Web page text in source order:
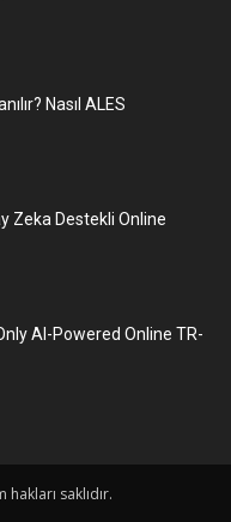
Nasıl ALES
Zeka Destekli Online
AI-Powered Online TR-
hakları saklıdır.